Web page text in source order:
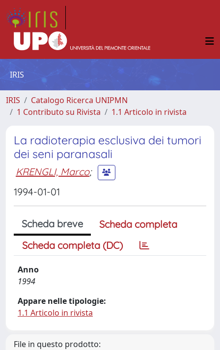
IRIS
IRIS
Catalogo Ricerca UNIPMN
1 Contributo su Rivista
1.1 Articolo in rivista
La radioterapia esclusiva dei tumori
dei seni paranasali
KRENGLI, Marco;
1994-01-01
Scheda breve
Scheda completa
Scheda completa (DC)
Anno
1994
Appare nelle tipologie:
1.1 Articolo in rivista
File in questo prodotto: